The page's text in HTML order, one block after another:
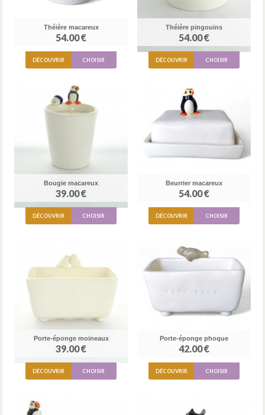
Théière macareux
54.00 €
DÉCOUVRIR CHOISIR
Théière pingouins
54.00 €
DÉCOUVRIR CHOISIR
Bougie macareux
39.00 €
DÉCOUVRIR CHOISIR
Beurrier macareux
54.00 €
DÉCOUVRIR CHOISIR
Porte-éponge moineaux
39.00 €
DÉCOUVRIR CHOISIR
Porte-éponge phoque
42.00 €
DÉCOUVRIR CHOISIR